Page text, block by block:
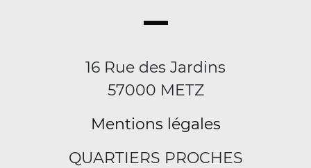
16 Rue des Jardins
57000 METZ
Mentions légales
QUARTIERS PROCHES